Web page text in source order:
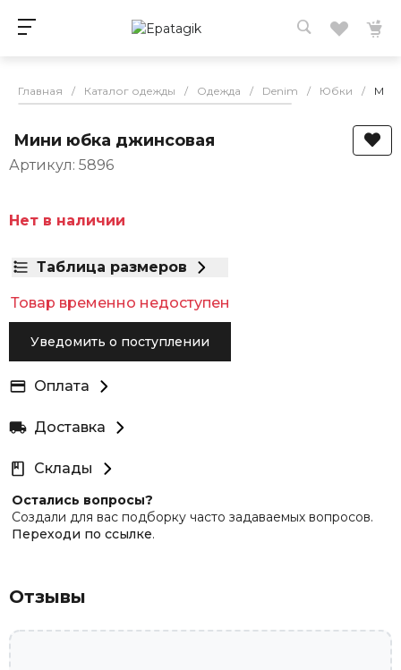
Главная / Каталог одежды / Одежда / Denim / Юбки /
Мини юбка джинсовая
Артикул: 5896
Нет в наличии
Таблица размеров
Товар временно недоступен
Уведомить о поступлении
Оплата
Доставка
Склады
Остались вопросы?
Создали для вас подборку часто задаваемых вопросов.
Переходи по ссылке.
Отзывы